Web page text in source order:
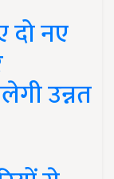
दो नए
उन्नत